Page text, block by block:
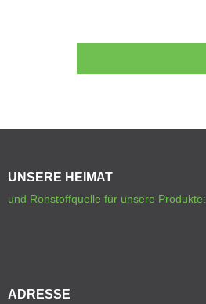
UNSERE HEIMAT
und Rohstoffquelle für unsere Produkte:
ADRESSE